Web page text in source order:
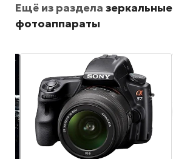
Ещё из раздела зеркальные
фотоаппараты